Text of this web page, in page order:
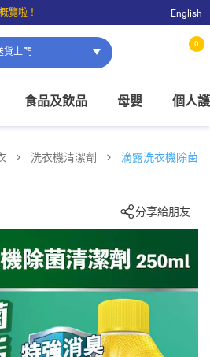
覽啦！
即可免費店取。
English
貨上門
0
食品及飲品 母嬰 個人
洗衣機清潔劑
滴露洗衣機除菌
分享給朋友